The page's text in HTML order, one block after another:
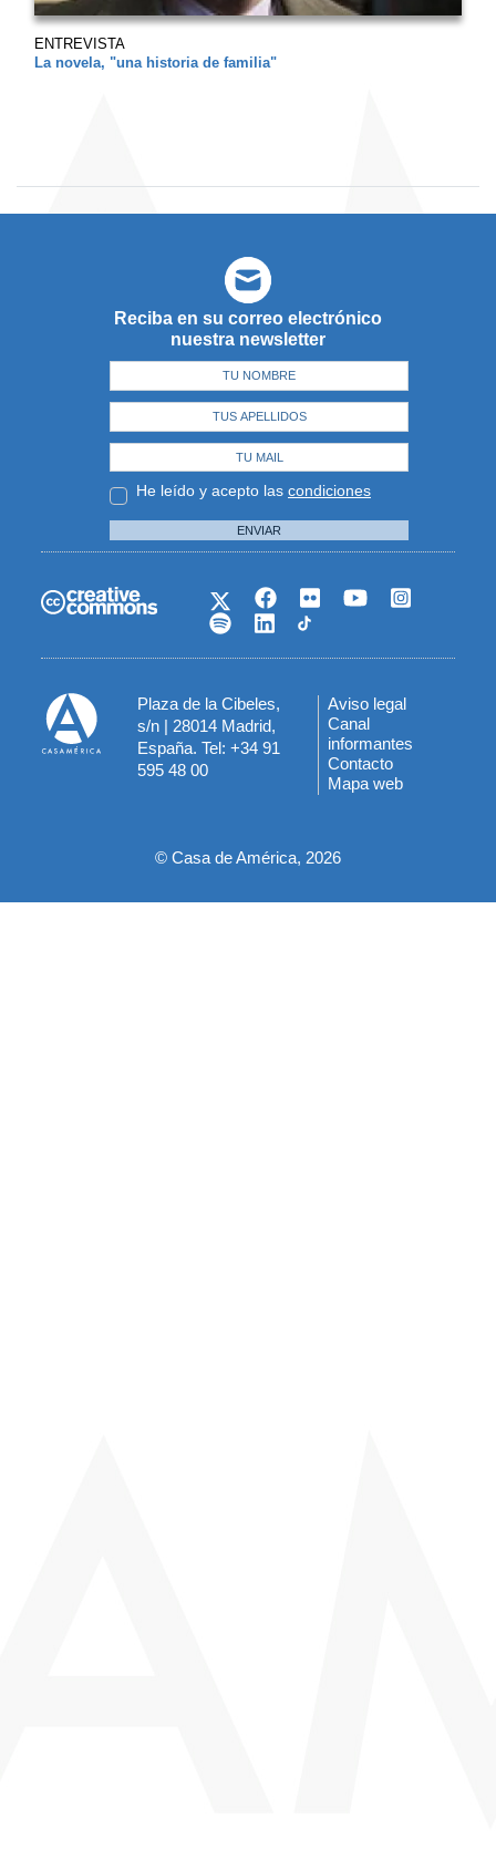
ENTREVISTA
La novela, "una historia de familia"
Reciba en su correo electrónico
nuestra newsletter
He leído y acepto las condiciones
ENVIAR
Plaza de la Cibeles,
s/n | 28014 Madrid,
España. Tel: +34 91
595 48 00
Menú
del
pie
Aviso legal
Canal
informantes
Contacto
Mapa web
© Casa de América, 2026